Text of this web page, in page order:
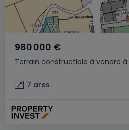
Terrain constructible à vendre à
980 000 €
7 ares